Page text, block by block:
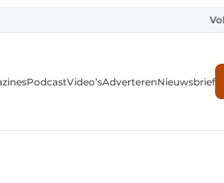
PodcastVideo’sAdverterenNieuwsbrief